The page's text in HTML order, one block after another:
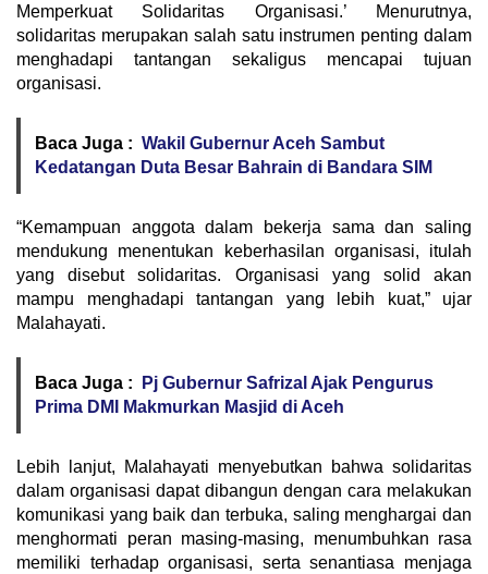
Memperkuat Solidaritas Organisasi.’ Menurutnya,
solidaritas merupakan salah satu instrumen penting dalam
menghadapi tantangan sekaligus mencapai tujuan
organisasi.
Baca Juga : Wakil Gubernur Aceh Sambut
Kedatangan Duta Besar Bahrain di Bandara SIM
“Kemampuan anggota dalam bekerja sama dan saling
mendukung menentukan keberhasilan organisasi, itulah
yang disebut solidaritas. Organisasi yang solid akan
mampu menghadapi tantangan yang lebih kuat,” ujar
Malahayati.
Baca Juga :
Pj Gubernur Safrizal Ajak Pengurus
Prima DMI Makmurkan Masjid di Aceh
Lebih lanjut, Malahayati menyebutkan bahwa solidaritas
dalam organisasi dapat dibangun dengan cara melakukan
komunikasi yang baik dan terbuka, saling menghargai dan
menghormati peran masing-masing, menumbuhkan rasa
memiliki terhadap organisasi, serta senantiasa menjaga